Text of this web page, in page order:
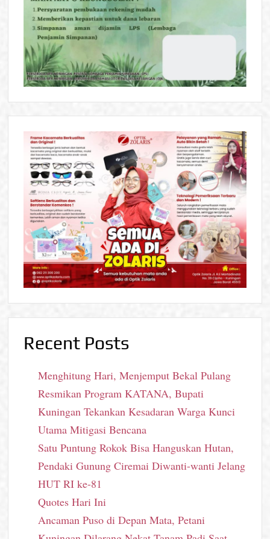
Recent Posts
Menghitung Hari, Menjemput Bekal Pulang
Resmikan Program KATANA, Bupati
Kuningan Tekankan Kesadaran Warga Kunci
Utama Mitigasi Bencana
Satu Puntung Rokok Bisa Hanguskan Hutan,
Pendaki Gunung Ciremai Diwanti-wanti Jelang
HUT RI ke-81
Quotes Hari Ini
Ancaman Puso di Depan Mata, Petani